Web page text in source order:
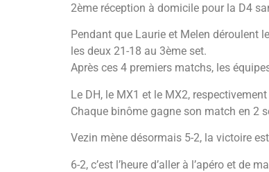
2ème réception à domicile pour la D4
Pendant que Laurie et Melen déroulent
les deux 21-18 au 3ème set.
Après ces 4 premiers matchs, les
Le DH, le MX1 et le MX2,
Chaque binôme gagne son match en 2
Vezin mène désormais 5-2, la victoire
6-2, c’est l’heure d’aller à l’apéro et de